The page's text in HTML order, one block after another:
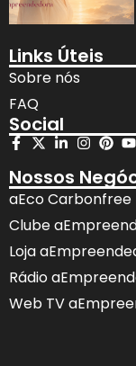
Links Úteis
Sobre nós
FAQ
Social
Nossos
aEco Carbonfree
Clube
Loja
Rádio
Web TV